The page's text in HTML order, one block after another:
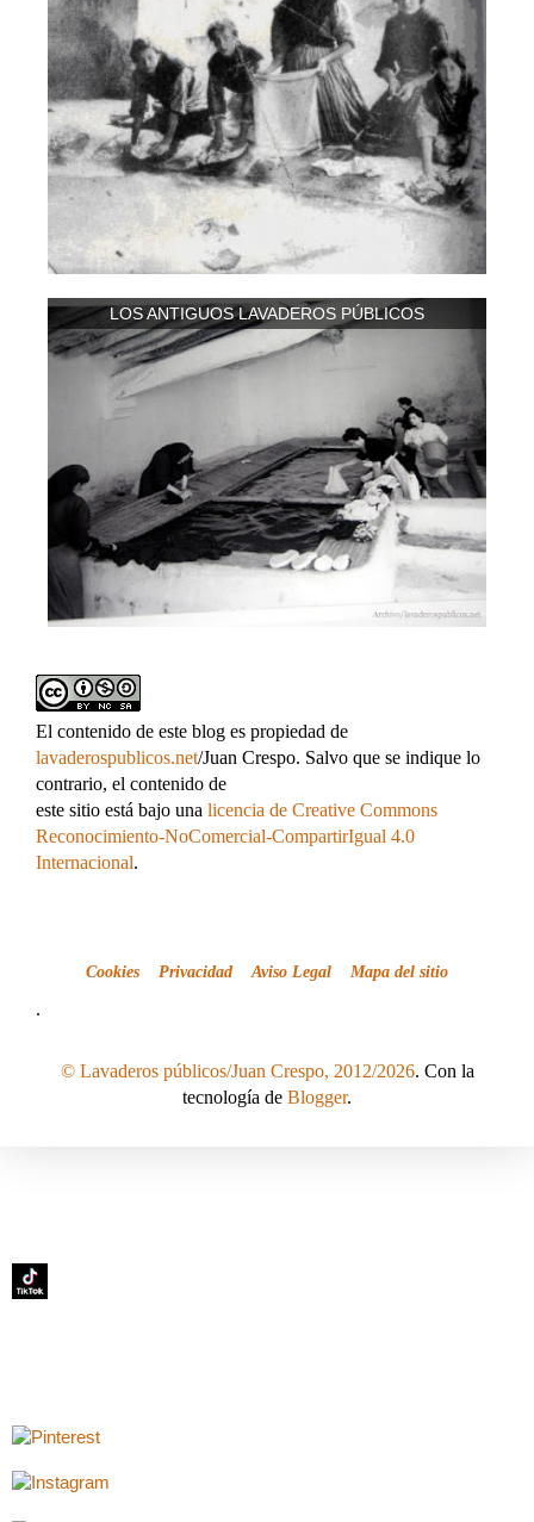
LOS ANTIGUOS LAVADEROS PÚBLICOS
El contenido de este blog es propiedad de
lavaderospublicos.net/Juan Crespo. Salvo que se indique lo
contrario, el contenido de
este sitio está bajo una licencia de Creative Commons
Reconocimiento-NoComercial-CompartirIgual 4.0
Internacional.
Cookies Privacidad Aviso Legal Mapa del sitio
.
© Lavaderos públicos/Juan Crespo, 2012/2026. Con la
tecnología de Blogger.